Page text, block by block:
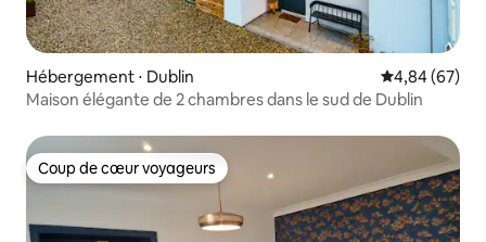
Hébergement ⋅ Dublin Évaluation
4,84 (67)
Maison élégante de 2 chambres dans le sud de Dublin
Coup de cœur voyageurs
Coup de cœur voyageurs